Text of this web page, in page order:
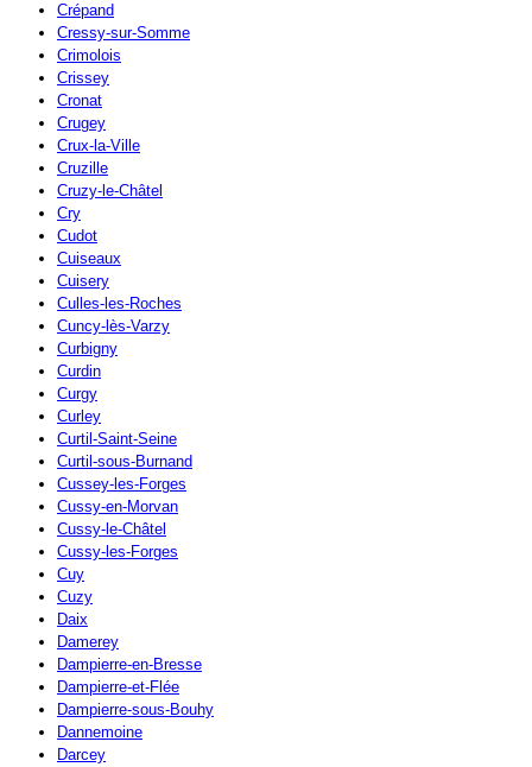
Crépand
Cressy-sur-Somme
Crimolois
Crissey
Cronat
Crugey
Crux-la-Ville
Cruzille
Cruzy-le-Châtel
Cry
Cudot
Cuiseaux
Cuisery
Culles-les-Roches
Cuncy-lès-Varzy
Curbigny
Curdin
Curgy
Curley
Curtil-Saint-Seine
Curtil-sous-Burnand
Cussey-les-Forges
Cussy-en-Morvan
Cussy-le-Châtel
Cussy-les-Forges
Cuy
Cuzy
Daix
Damerey
Dampierre-en-Bresse
Dampierre-et-Flée
Dampierre-sous-Bouhy
Dannemoine
Darcey